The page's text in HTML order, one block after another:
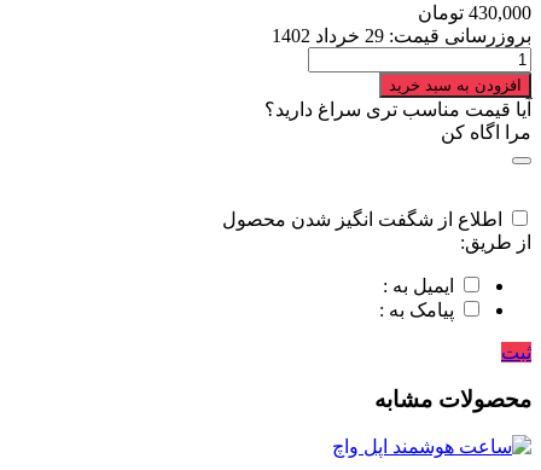
430,000 تومان
بروزرسانی قیمت: 29 خرداد 1402
ساعت
هوشمند
دات
کاما
مدل
+T55
افزودن به سبد خرید
آیا قیمت مناسب تری سراغ دارید؟
مرا اگاه کن
اطلاع از شگفت انگیز شدن محصول
از طریق:
ایمیل به :
پیامک به :
ثبت
محصولات مشابه